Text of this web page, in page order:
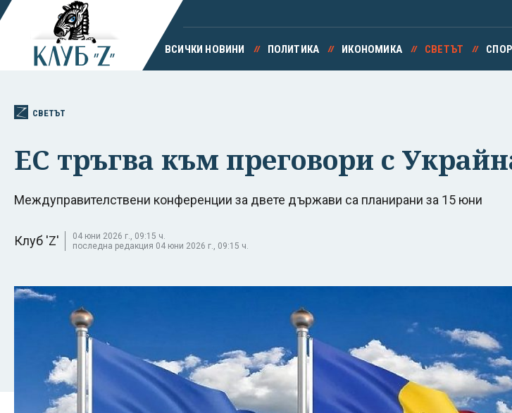
ВСИЧКИ НОВИНИ ПОЛИТИКА ИКОНОМИКА СВЕТЪТ
СВЕТЪТ
ЕС тръгва към преговори с
Междуправителствени конференции за двете държави са планирани за 15 юни
Клуб 'Z'
04 юни 2026 г., 09:15 ч.
последна редакция 04 юни 2026 г., 09:15 ч.